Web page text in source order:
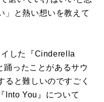
」と熱い想いを教えて
した『Cinderella
踊ったことがあるサウ
ると難しいのですごく
Into You』について